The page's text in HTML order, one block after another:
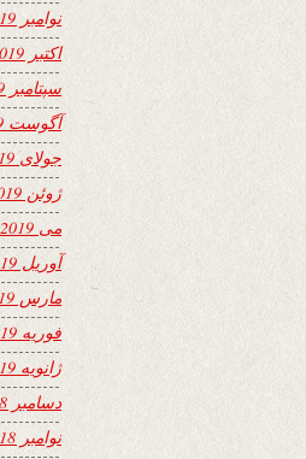
نوامبر 2019
اکتبر 2019
سپتامبر 2019
آگوست 2019
جولای 2019
ژوئن 2019
می 2019
آوریل 2019
مارس 2019
فوریه 2019
ژانویه 2019
دسامبر 2018
نوامبر 2018